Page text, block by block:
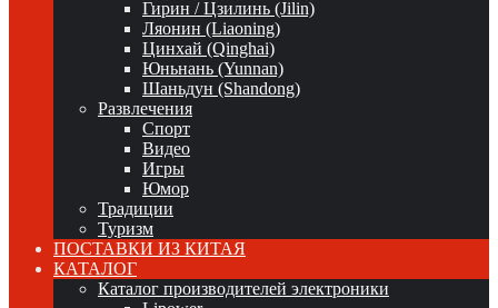
Гирин / Цзилинь (Jilin)
Ляонин (Liaoning)
Цинхай (Qinghai)
Юньнань (Yunnan)
Шаньдун (Shandong)
Развлечения
Спорт
Видео
Игры
Юмор
Традиции
Туризм
ПОСТАВКИ ИЗ КИТАЯ
КАТАЛОГ
Каталог производителей электроники